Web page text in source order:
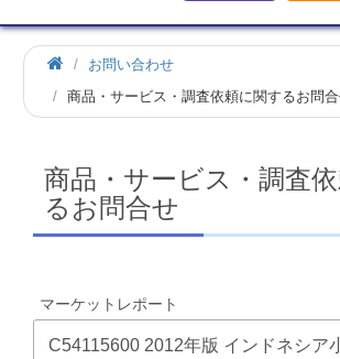
お問い合わせ
商品・サービス・調査依頼に関するお問
商品・サービス・調査
るお問合せ
マーケットレポート
C54115600 2012年版 インドネシア